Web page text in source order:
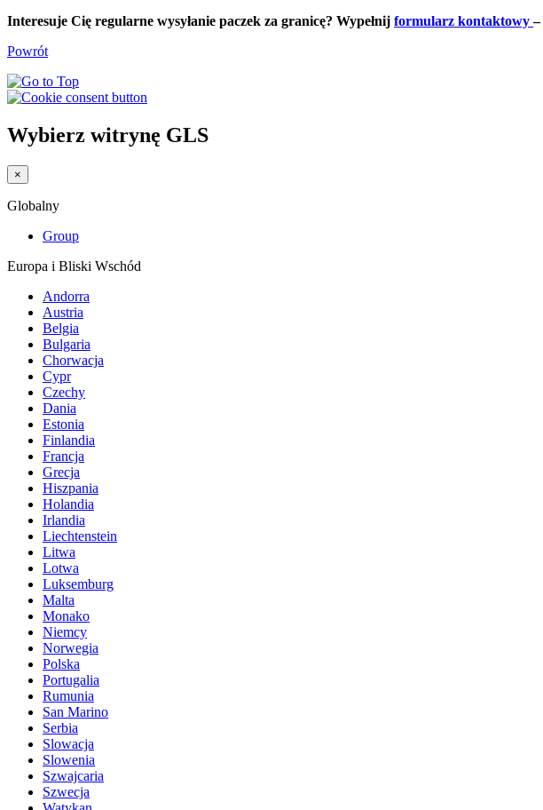
Interesuje Cię regularne wysyłanie paczek za granicę? Wypełnij formularz kontaktowy–
Powrót
Wybierz witrynę GLS
×
Globalny
Group
Europa i Bliski Wschód
Andorra
Austria
Belgia
Bulgaria
Chorwacja
Cypr
Czechy
Dania
Estonia
Finlandia
Francja
Grecja
Hiszpania
Holandia
Irlandia
Liechtenstein
Litwa
Lotwa
Luksemburg
Malta
Monako
Niemcy
Norwegia
Polska
Portugalia
Rumunia
San Marino
Serbia
Slowacja
Slowenia
Szwajcaria
Szwecja